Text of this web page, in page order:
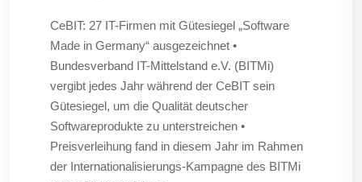
CeBIT: 27 IT-Firmen mit Gütesiegel „Software
Made in Germany“ ausgezeichnet •
Bundesverband IT-Mittelstand e.V. (BITMi)
vergibt jedes Jahr während der CeBIT sein
Gütesiegel, um die Qualität deutscher
Softwareprodukte zu unterstreichen •
Preisverleihung fand in diesem Jahr im Rahmen
der Internationalisierungs-Kampagne des BITMi